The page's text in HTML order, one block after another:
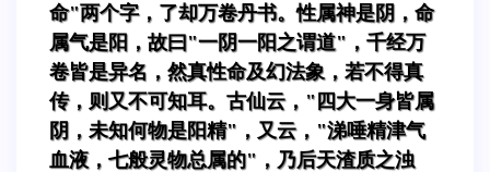
命"两个字，了却万卷丹书。性属神是阴，命
属气是阳，故曰"一阴一阳之谓道"，千经万
卷皆是异名，然真性命及幻法象，若不得真
传，则又不可知耳。古仙云，"四大一身皆属
阴，未知何物是阳精"，又云，"涕唾精津气
血液，七般灵物总属的"，乃后天渣质之浊